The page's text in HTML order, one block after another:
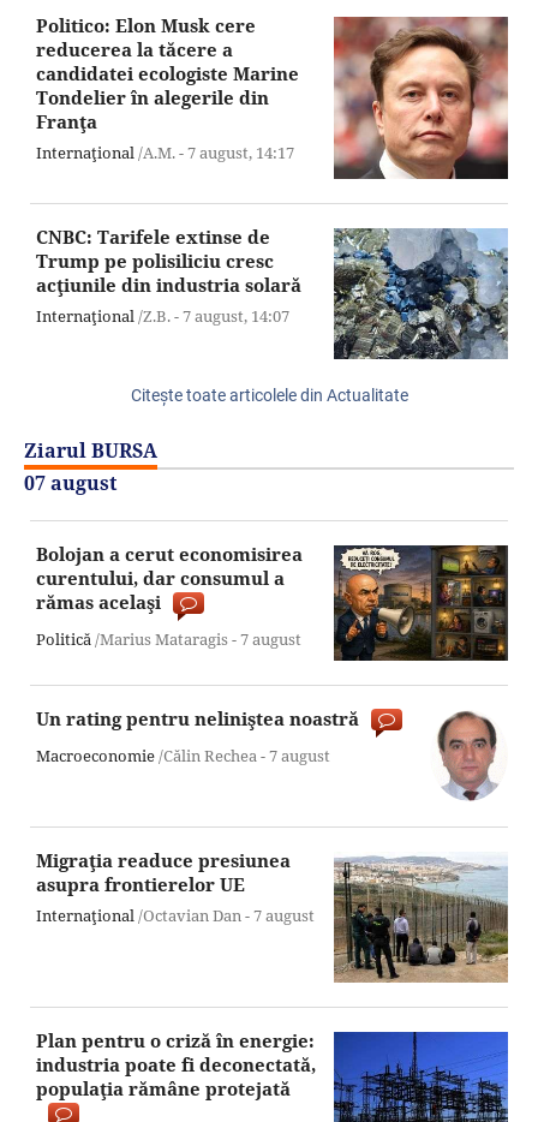
Politico: Elon Musk cere
reducerea la tăcere a
candidatei ecologiste Marine
Tondelier în alegerile din
Franţa
Internaţional/A.M. -7 august, 14:17
CNBC: Tarifele extinse de
Trump pe polisiliciu cresc
acţiunile din industria solară
Internaţional/Z.B. -7 august, 14:07
Citeşte toate articolele din Actualitate
Ziarul BURSA
07 august
Bolojan a cerut economisirea
curentului, dar consumul a
rămas acelaşi
Politică/Marius Mataragis -7 august
Un rating pentru neliniştea noastră
Macroeconomie/Călin Rechea -7 august
Migraţia readuce presiunea
asupra frontierelor UE
Internaţional/Octavian Dan -7 august
Plan pentru o criză în energie:
industria poate fi deconectată,
populaţia rămâne protejată